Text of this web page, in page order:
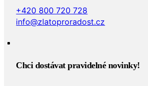
+420 800 720 728
info@zlatoproradost.cz
Chci dostávat pravidelné novinky!​